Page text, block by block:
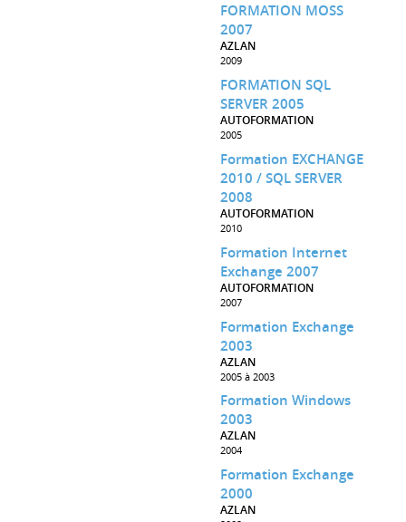
FORMATION MOSS
2007
AZLAN
2009
FORMATION SQL
SERVER 2005
AUTOFORMATION
2005
Formation EXCHANGE
2010 / SQL SERVER
2008
AUTOFORMATION
2010
Formation Internet
Exchange 2007
AUTOFORMATION
2007
Formation Exchange
2003
AZLAN
2005 à 2003
Formation Windows
2003
AZLAN
2004
Formation Exchange
2000
AZLAN